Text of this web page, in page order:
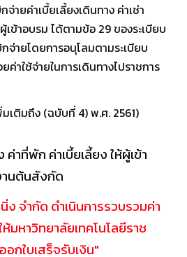
จ่ายค่าเบี้ยเลี้ยงเดินทาง ค่าเช่า
ข้าอบรม ได้ตามข้อ 29 ของระเบียบ
จ่ายโดยการอนุโลมตามระเบียบ
ค่าใช้จ่ายในการเดินทางไปราชการ
เติมถึง (ฉบับที่ 4) พ.ศ. 2561)
ค่าที่พัก ค่าเบี้ยเลี้ยง ให้ผู้เข้า
นต้นสังกัด
ง จำกัด ดำเนินการรวบรวมค่า
มหาวิทยาลัยเทคโนโลยีราช
กใบเสร็จรับเงิน"